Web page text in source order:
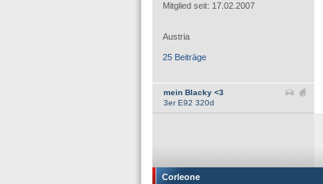
Mitglied seit: 17.02.2007
Austria
25 Beiträge
mein Blacky <3
3er E92 320d
Corleone